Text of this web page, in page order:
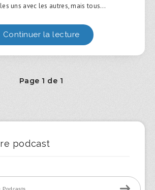
uns avec les autres, mais tous…
Continuer la lecture
Page 1 de 1
podcast
Podcasts